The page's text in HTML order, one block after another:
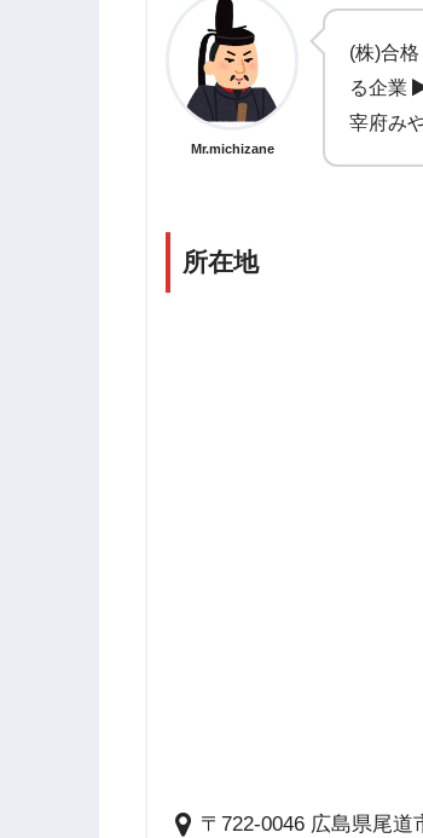
Mr.michizane
(株)合格
る企業
宰府み
所在地
〒722-0046 広島県尾道